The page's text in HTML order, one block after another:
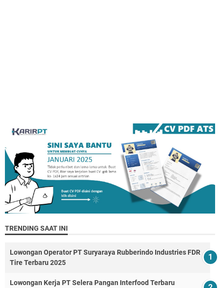
TRENDING SAAT INI
Lowongan Operator PT Suryaraya Rubberindo Industries FDR
Tire Terbaru 2025
Lowongan Kerja PT Selera Pangan Interfood Terbaru